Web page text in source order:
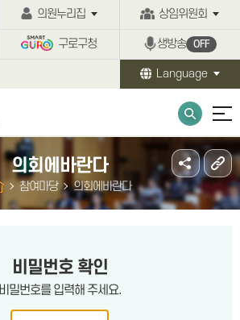
의원누리집 상임위원회
구로구청 생방송 OFF
Language
의회에바란다
참여마당 의회에바란다
비밀번호 확인
비밀번호를 입력해 주세요.